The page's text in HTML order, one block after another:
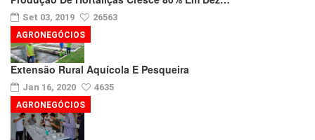
Set 03, 2019 26563
Extensão Rural Aquícola E Pesqueira
Jan 16, 2020 4635
AGRONEGÓCIOS
AGRONEGÓCIOS